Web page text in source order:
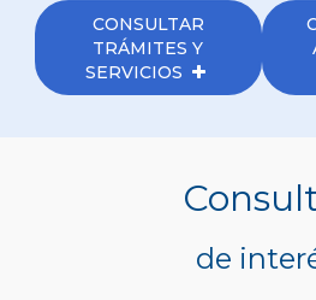
CONSULTAR
TRÁMITES Y
SERVICIOS
de